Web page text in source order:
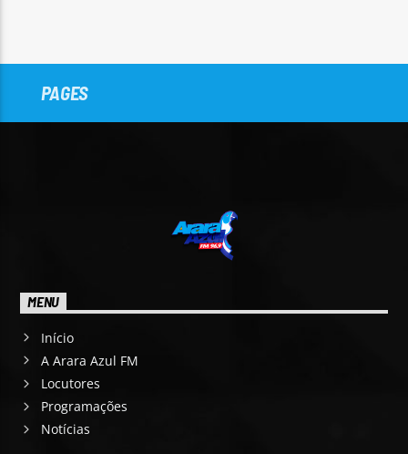
PAGES
MENU
Início
A Arara Azul FM
Locutores
Programações
Notícias